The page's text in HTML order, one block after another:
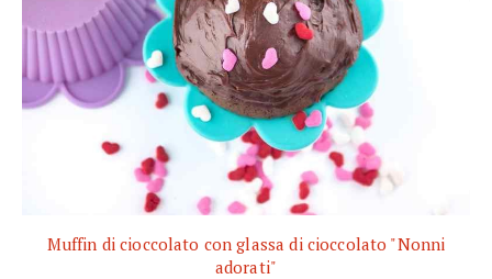
Muffin di cioccolato con glassa di cioccolato "Nonni
adorati"